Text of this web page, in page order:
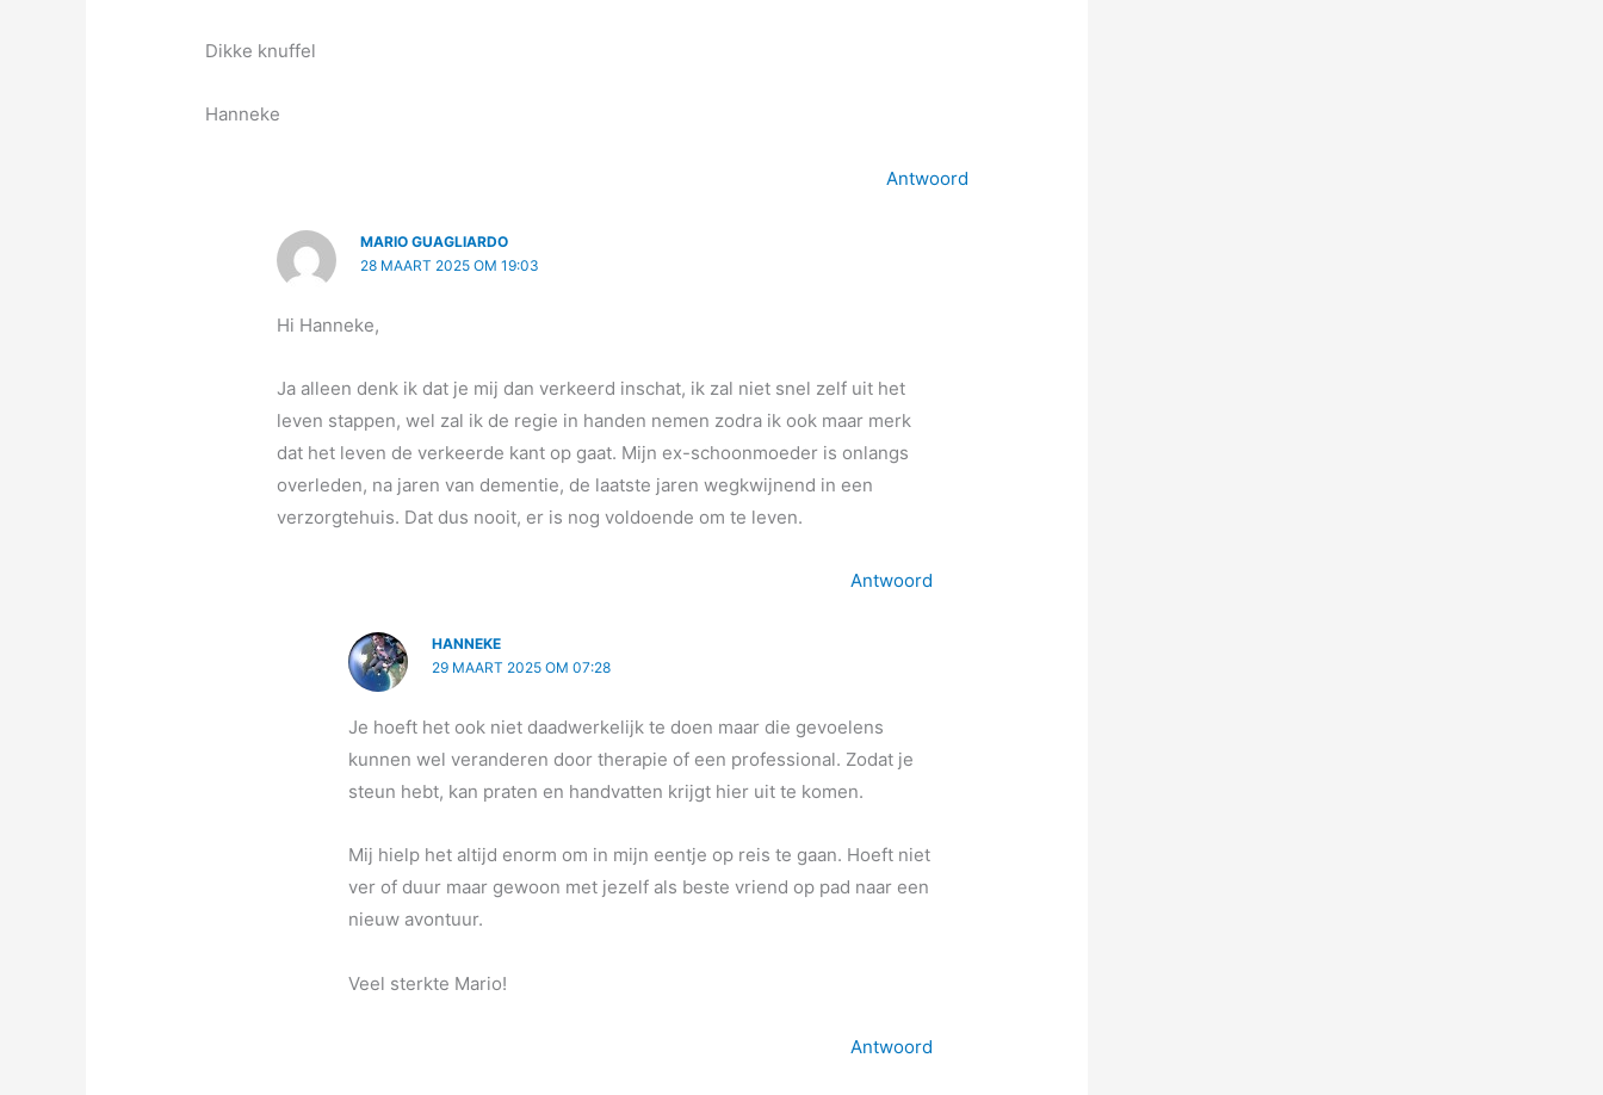
Dikke knuffel
Hanneke
Antwoord
MARIO GUAGLIARDO
28 MAART 2025 OM 19:03
Hi Hanneke,
Ja alleen denk ik dat je mij dan verkeerd inschat, ik zal niet snel zelf uit het
leven stappen, wel zal ik de regie in handen nemen zodra ik ook maar merk
dat het leven de verkeerde kant op gaat. Mijn ex-schoonmoeder is onlangs
overleden, na jaren van dementie, de laatste jaren wegkwijnend in een
verzorgtehuis. Dat dus nooit, er is nog voldoende om te leven.
Antwoord
HANNEKE
29 MAART 2025 OM 07:28
Je hoeft het ook niet daadwerkelijk te doen maar die gevoelens
kunnen wel veranderen door therapie of een professional. Zodat je
steun hebt, kan praten en handvatten krijgt hier uit te komen.
Mij hielp het altijd enorm om in mijn eentje op reis te gaan. Hoeft niet
ver of duur maar gewoon met jezelf als beste vriend op pad naar een
nieuw avontuur.
Veel sterkte Mario!
Antwoord